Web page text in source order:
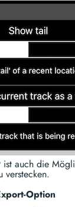
auch die
verstecken.
Option